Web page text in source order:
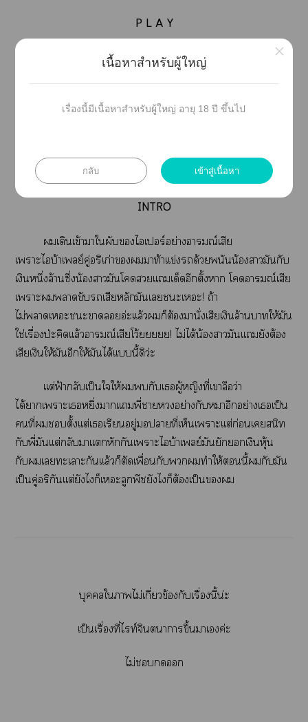
P L A Y
" ะเาน้องกูไเป็นเมียผ่านตีนกูไก่อนเะ "
INTRO
เดินเข้าาใผับไเร์อย่างอารมณ์เสีย
เาะไบ้าเย์คู่อริเก่ามาท้าเเข่งด้วยพนันน้องามันกับ
เงินหนึ่งล้านซึ่งน้องามันโดเเเด็ดอีกตั้งา โดอารมณ์เสีย
เาะาขับเสียหลักมันเะเะ! ถ้า
ไม่าเะะาอ่ะเเล้วก็ต้องมานั่งเสียเงินล้านาให้มัน
ใช่เรื่องป่ะคิดเเล้าณ์เสียโว้ยยยยย! ไม่ได้น้องามันเเยังต้อง
เสียเงินให้มันอีกให้มันได้เเบบนี้ดิว่ะ
เเต่ฟ้ากลับเป็นใให้กับเผู้หญิงที่เาลือว่า
ได้าเาะเหยิ่งาเเพี่าอย่างกับาอีกอย่างเเป็น
คนที่ตั้งเเต่เเรียนอยู่าที่เห็นเาะเเต่ก่อนเสนิท
กับพี่มันเเต่กลับาเเหักกันเาะไบ้าเย์มันยักยอกเงินหุ้น
กับเะเาะกันเเล้วก็ตัดเพื่อนกับทำให้นี้กับมัน
เป็นคู่อริกันเเต่ยังไก็เะลูกพีชยังไก็ต้องเป็น
บุคคลใาไม่เกี่ยวข้องกับเรื่องนี้น่ะ
เป็นเรื่องที่ไท์จินตนาการขึ้นาเค่ะ
ไม่
เนื้อหาสำหรับผู้ใหญ่
เรื่องนี้มีเนื้อหาสำหรับผู้ใหญ่ อายุ 18 ปี ขึ้นไป
กลับ เข้าสู่เนื้อหา
×